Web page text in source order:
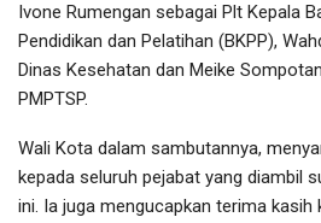
Ivone Rumengan sebagai Plt Kepala
Pendidikan dan Pelatihan (BKPP),
Dinas Kesehatan dan Meike
PMPTSP.
Wali Kota dalam sambutannya,
kepada seluruh pejabat yang diambil
ini. Ia juga mengucapkan terima kasih